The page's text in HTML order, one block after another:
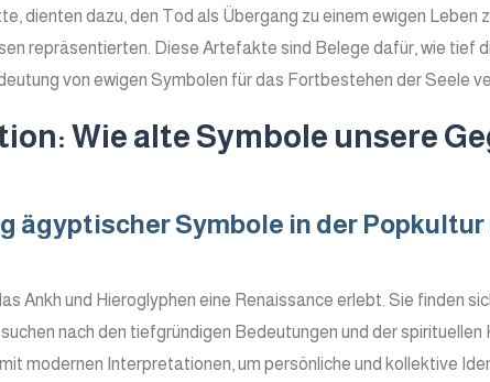
dienten dazu, den Tod als Übergang zu einem ewigen Leben
repräsentierten. Diese Artefakte sind Belege dafür, wie tief
von ewigen Symbolen für das Fortbestehen der Seele
Wie alte Symbole unsere
ägyptischer Symbole in der Popkultur
Ankh und Hieroglyphen eine Renaissance erlebt. Sie finden
nach den tiefgründigen Bedeutungen und der spirituellen
modernen Interpretationen, um persönliche und kollektive